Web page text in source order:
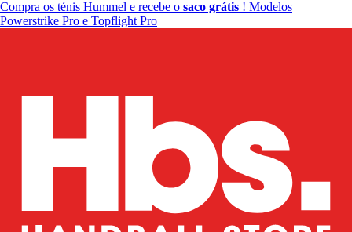
Compra os ténis Hummel e recebe o saco grátis ! Modelos
Powerstrike Pro e Topflight Pro